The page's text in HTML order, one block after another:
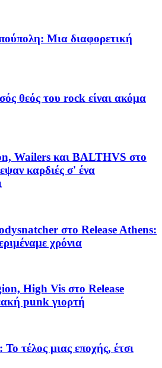
Μια διαφορετική
θεός του rock είναι ακόμα
Wailers και BALTHVS στο
καρδιές σ' ένα
στο Release Athens:
χρόνια
High Vis στο Release
punk γιορτή
τέλος μιας εποχής, έτσι